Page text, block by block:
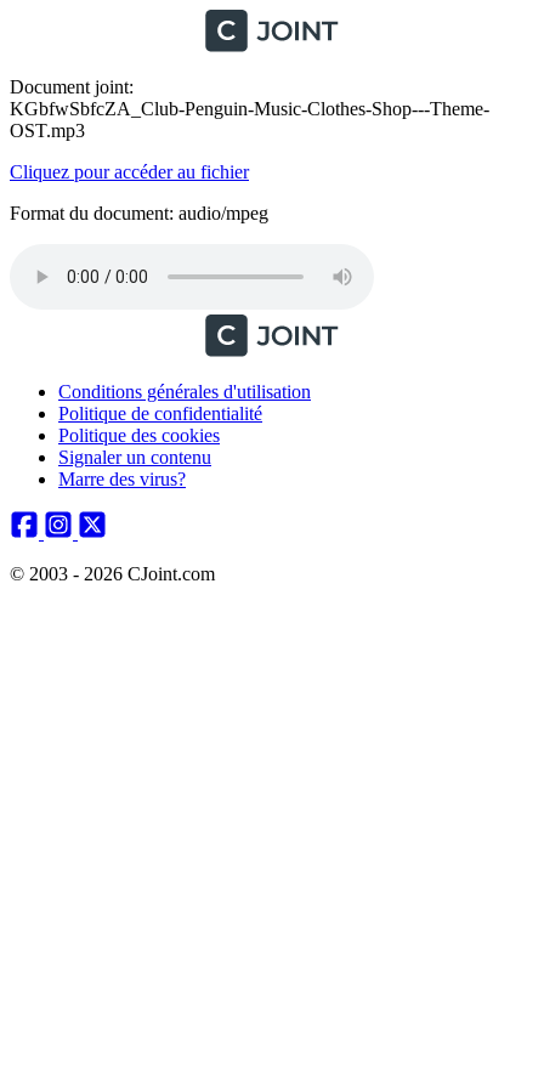
Document joint:
KGbfwSbfcZA_Club-Penguin-Music-Clothes-Shop---Theme-
OST.mp3
Cliquez pour accéder au fichier
Format du document: audio/mpeg
Conditions générales d'utilisation
Politique de confidentialité
Politique des cookies
Signaler un contenu
Marre des virus?
© 2003 - 2026 CJoint.com